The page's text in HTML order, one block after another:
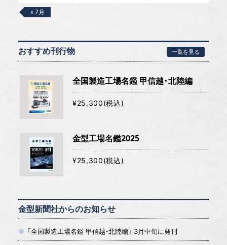
« 7月
おすすめ刊行物 一覧を見る
全国製造工場名鑑 甲信越・北陸編
¥25,300(税込)
金型工場名鑑2025
¥25,300(税込)
金型新聞社からのお知らせ
「全国製造工場名鑑 甲信越・北陸編」 3月中旬に発刊